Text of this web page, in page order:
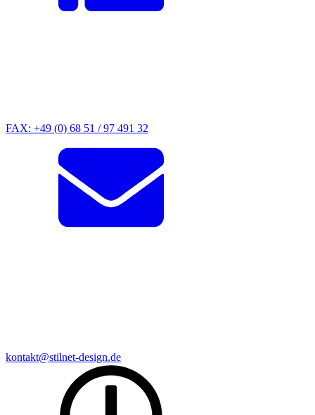
FAX: +49 (0) 68 51 / 97 491 32
kontakt@stilnet-design.de